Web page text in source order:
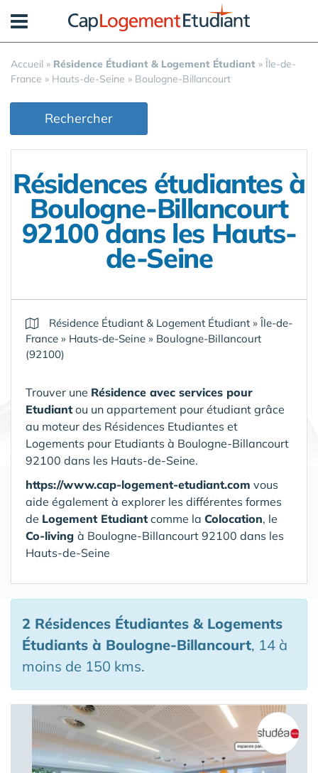
Accueil » Résidence Étudiant & Logement Étudiant » Île-de-
France » Hauts-de-Seine » Boulogne-Billancourt
Rechercher
Résidences étudiantes à
Boulogne-Billancourt
92100 dans les Hauts-
de-Seine
Résidence Étudiant & Logement Étudiant »Île-de-
France » Hauts-de-Seine » Boulogne-Billancourt
(92100)
Trouver une Résidence avec services pour
Etudiant ou un appartement pour étudiant grâce
au moteur des Résidences Etudiantes et
Logements pour Etudiants à Boulogne-Billancourt
92100 dans les Hauts-de-Seine.
https://www.cap-logement-etudiant.com vous
aide également à explorer les différentes formes
de Logement Etudiant comme la Colocation, le
Co-living à Boulogne-Billancourt 92100 dans les
Hauts-de-Seine
2 Résidences Étudiantes & Logements
Étudiants à Boulogne-Billancourt, 14 à
moins de 150 kms.